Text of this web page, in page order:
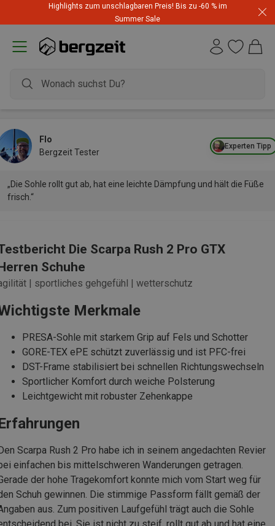
Highlights zum unschlagbaren Preis! Bis zu -60 % im
Summer Sale
Experten Tipp
Flo
Bergzeit Tester
„Die Sohle rollt gut ab, hat eine leichte Dämpfung und hält die Füße
frisch.“
Die Scarpa Rush 2 Pro GTX
Schuhe
| sportliches gehgefühl | wetterschutz
Merkmale
PRESA-Sohle mit starkem Grip auf Fels und Schotter
GORE-TEX ePE schützt zuverlässig und ist PFC-frei
DST-Frame stabilisiert bei schnellen Richtungswechseln
Sportlicher Komfort durch weiche Polsterung
Leichtgewicht mit robuster Zehenkappe
Scarpa Rush 2 Pro habe ich in seinem angedachten Revier
einfachen bis mittelschweren Wanderungen getragen.
der hohe Tragekomfort konnte mich vom Start weg für
Schuh gewinnen. Die stimmige Passform fällt gemäß der
aus. Zum positiven Laufgefühl trägt auch die Sohle
bei. Sie ist nicht zu steif, rollt gut ab und hat eine